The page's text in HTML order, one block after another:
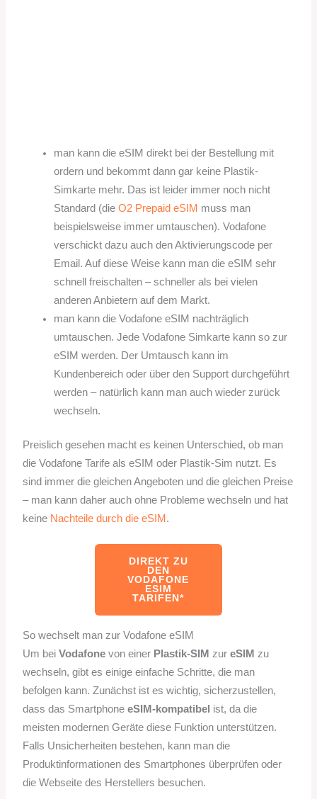
man kann die eSIM direkt bei der Bestellung mit
ordern und bekommt dann gar keine Plastik-
Simkarte mehr. Das ist leider immer noch nicht
Standard (die O2 Prepaid eSIM muss man
beispielsweise immer umtauschen). Vodafone
verschickt dazu auch den Aktivierungscode per
Email. Auf diese Weise kann man die eSIM sehr
schnell freischalten – schneller als bei vielen
anderen Anbietern auf dem Markt.
man kann die Vodafone eSIM nachträglich
umtauschen. Jede Vodafone Simkarte kann so zur
eSIM werden. Der Umtausch kann im
Kundenbereich oder über den Support durchgeführt
werden – natürlich kann man auch wieder zurück
wechseln.
Preislich gesehen macht es keinen Unterschied, ob man
die Vodafone Tarife als eSIM oder Plastik-Sim nutzt. Es
sind immer die gleichen Angeboten und die gleichen Preise
– man kann daher auch ohne Probleme wechseln und hat
keine Nachteile durch die eSIM .
DIREKT ZU
DEN
VODAFONE
ESIM
TARIFEN*
So wechselt man zur Vodafone eSIM
Um beiVodafone von einer Plastik-SIM zureSIM zu
wechseln, gibt es einige einfache Schritte, die man
befolgen kann. Zunächst ist es wichtig, sicherzustellen,
dass das SmartphoneeSIM-kompatibel ist, da die
meisten modernen Geräte diese Funktion unterstützen.
Falls Unsicherheiten bestehen, kann man die
Produktinformationen des Smartphones überprüfen oder
die Webseite des Herstellers besuchen.